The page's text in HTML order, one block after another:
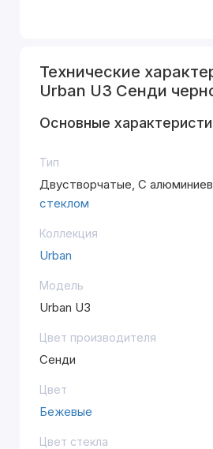
Технические
Urban U3 Сенди
Основные
Тип
Двустворчатые, С
стеклом
Коллекция
Urban
Модель
Urban U3
Цвет производителя
Сенди
Цвет
Бежевые
Цвет стекла